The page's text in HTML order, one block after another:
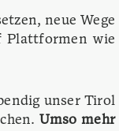
neue Wege
Plattformen wie
unser Tirol
Umso mehr